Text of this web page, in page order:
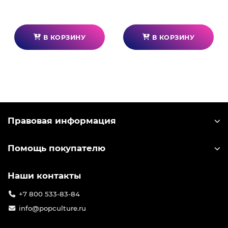
В КОРЗИНУ В КОРЗИНУ
Правовая информация
Помощь покупателю
Наши контакты
+7 800 533-83-84
info@popculture.ru